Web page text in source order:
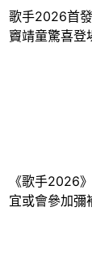
歌手2026首
竇靖童驚喜登
《歌手2026
宜或會參加彌